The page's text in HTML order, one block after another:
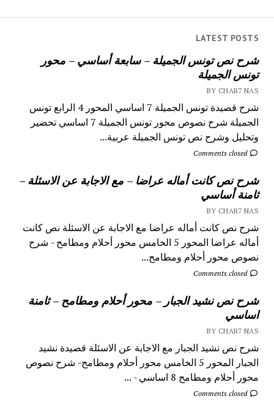
LATEST POSTS
شرح نص تونس الجميلة – سابعة أساسي – محور
تونس الجميلة
BY CHAR7 NAS
شرح قصيدة تونس الجميلة 7 اساسي المحور 4 الرابع تونس
الجميلة شرح نصوص محور تونس الجميلة 7 اساسي تحضير
وتحليل وشرح نص تونس الجميلة عربية...
Comments closed
شرح نص كانت أماله عراضا – مع الاجابة عن الاسئلة –
ثامنة أساسي
BY CHAR7 NAS
شرح نص كانت أماله عراضا مع الاجابة عن الاسئلة نص كانت
أماله عراضا المحور 5 الخامس محور أحلام ومطامح - شرح
نصوص محور أحلام ومطامح...
Comments closed
شرح نص نشيد الجبار – محور أحلام ومطامح – ثامنة
اساسي
BY CHAR7 NAS
شرح نص نشيد الجبار مع الاجابة عن الاسئلة قصيدة نشيد
الجبار المحور 5 الخامس محور أحلام ومطامح- شرح نصوص
محور أحلام ومطامح 8 اساسي - ...
Comments closed